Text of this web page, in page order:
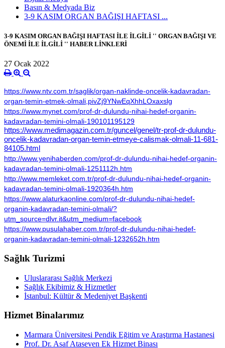
Basın & Medyada Biz
3-9 KASIM ORGAN BAĞIŞI HAFTASI ...
3-9 KASIM ORGAN BAĞIŞI HAFTASI İLE İLGİLİ '' ORGAN BAĞIŞI VE
ÖNEMİ İLE İLGİLİ '' HABER LİNKLERİ
27 Ocak 2022
https://www.ntv.com.tr/saglik/organ-naklinde-oncelik-kadavradan-
organ-temin-etmek-olmali,pivZj9YNwEqXhhLOxaxslg
https://www.mynet.com/prof-dr-dulundu-nihai-hedef-organin-
kadavradan-temini-olmali-190101195129
https://www.medimagazin.com.tr/guncel/genel/tr-prof-dr-dulundu-
oncelik-kadavradan-organ-temin-etmeye-calismak-olmali-11-681-
84105.html
http://www.yenihaberden.com/prof-dr-dulundu-nihai-hedef-organin-
kadavradan-temini-olmali-1251112h.htm
http://www.memleket.com.tr/prof-dr-dulundu-nihai-hedef-organin-
kadavradan-temini-olmali-1920364h.htm
https://www.alaturkaonline.com/prof-dr-dulundu-nihai-hedef-
organin-kadavradan-temini-olmali/?
utm_source=dlvr.it&utm_medium=facebook
https://www.pusulahaber.com.tr/prof-dr-dulundu-nihai-hedef-
organin-kadavradan-temini-olmali-1232652h.htm
Sağlık Turizmi
Uluslararası Sağlık Merkezi
Sağlık Ekibimiz & Hizmetler
İstanbul: Kültür & Medeniyet Başkenti
Hizmet Binalarımız
Marmara Üniversitesi Pendik Eğitim ve Araştırma Hastanesi
Prof. Dr. Asaf Ataseven Ek Hizmet Binası